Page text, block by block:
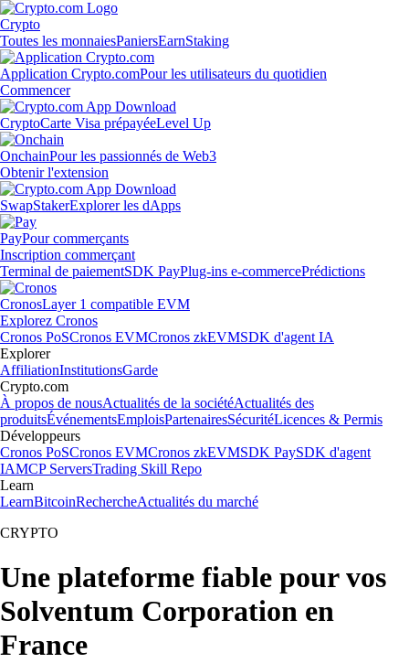
Crypto
Toutes les monnaiesPaniersEarnStaking
Application Crypto.comPour les utilisateurs du quotidien
Commencer
CryptoCarte Visa prépayéeLevel Up
OnchainPour les passionnés de Web3
Obtenir l'extension
SwapStakerExplorer les dApps
PayPour commerçants
Inscription commerçant
Terminal de paiementSDK PayPlug-ins e-commercePrédictions
CronosLayer 1 compatible EVM
Explorez Cronos
Cronos PoSCronos EVMCronos zkEVMSDK d'agent IA
Explorer
AffiliationInstitutionsGarde
Crypto.com
À propos de nousActualités de la sociétéActualités des
produitsÉvénementsEmploisPartenairesSécuritéLicences & Permis
Développeurs
Cronos PoSCronos EVMCronos zkEVMSDK PaySDK d'agent
IAMCP ServersTrading Skill Repo
Learn
LearnBitcoinRechercheActualités du marché
CRYPTO
Une plateforme fiable pour vos
Solventum Corporation en
France